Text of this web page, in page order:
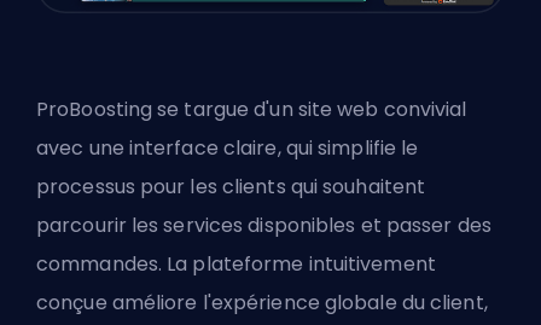
ProBoosting se targue d'un site web convivial
avec une interface claire, qui simplifie le
processus pour les clients qui souhaitent
parcourir les services disponibles et passer des
commandes. La plateforme intuitivement
conçue améliore l'expérience globale du client,